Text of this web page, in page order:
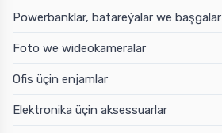
Powerbanklar, batareýalar we başgalar
Foto we wideokameralar
Ofis üçin enjamlar
Elektronika üçin aksessuarlar